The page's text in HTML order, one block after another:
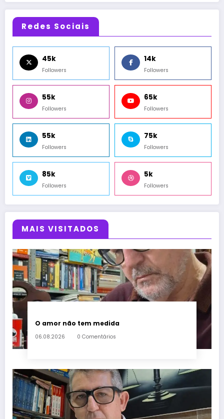
Redes Sociais
45k
Followers
14k
Followers
55k
Followers
65k
Followers
55k
Followers
75k
Followers
85k
Followers
5k
Followers
MAIS VISITADOS
O amor não tem medida
06.08.2026 0 Comentários